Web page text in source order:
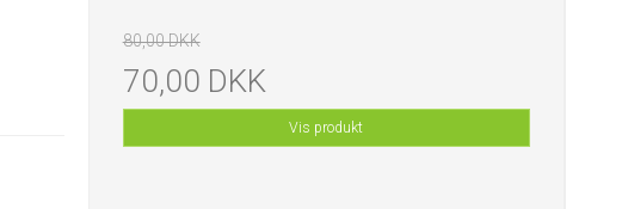
80,00 DKK
70,00 DKK
Vis produkt